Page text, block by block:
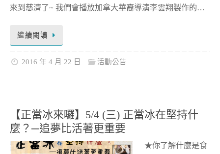
來到慈濟了~ 我們會播放加拿大華裔導演李雲翔製作的…
繼續閱讀
2016 年 4 月 22 日 活動公告
【正當冰來囉】5/4 (三) 正當冰在堅持什
麼？─追夢比活著更重要
★你了解什麼是食